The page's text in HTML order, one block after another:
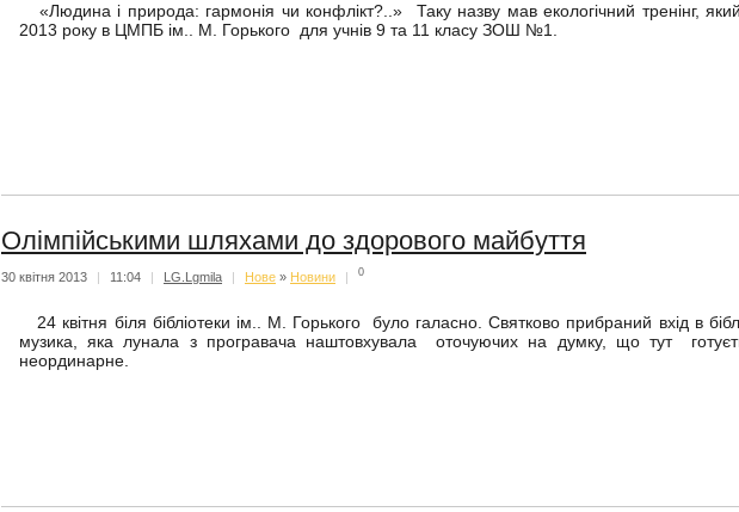
«Людина і природа: гармонія чи конфлікт?..» Таку назву мав екологічний тренінг,
2013 року в ЦМПБ ім.. М. Горького для учнів 9 та 11 класу ЗОШ №1.
Олімпійськими шляхами до здорового майбуття
30 квітня 2013 | 11:04 | LG.Lgmila | Нове » Новини | 0
24 квітня біля бібліотеки ім.. М. Горького було галасно. Святково прибраний вхід в
музика, яка лунала з програвача наштовхувала оточуючих на думку, що тут
неординарне.